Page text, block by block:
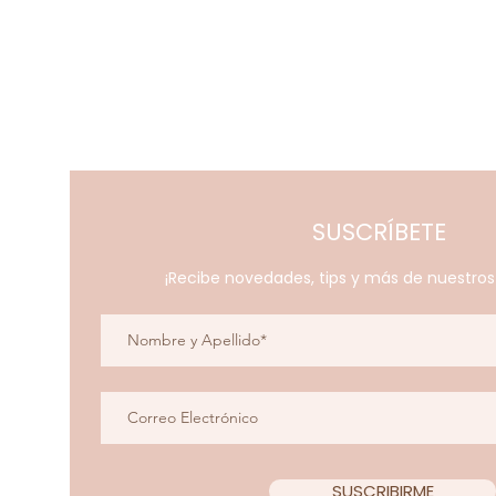
SUSCRÍBETE
¡Recibe novedades, tips y más de